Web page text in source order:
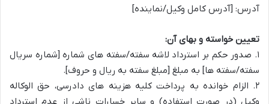
آدرس: [آدرس کامل وکیل/نماینده]
تعیین خواسته و بهای آن:
۱. صدور حکم بر استرداد لاشه سفته/سفته های شماره [شماره سریال
سفته/سفته ها] به مبلغ [مبلغ سفته به ریال و حروف].
۲. الزام خوانده به پرداخت کلیه هزینه های دادرسی، حق الوکاله
وکیل (در صورت استفاده) و سایر خسارات ناشی از عدم استرداد